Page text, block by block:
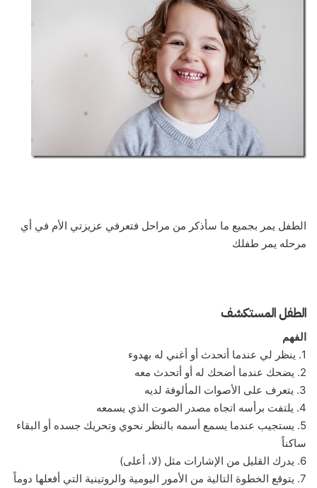
الطفل يمر بجميع ما سأذكر من مراحل فتعرفي عزيزتي الأم في أي
مرحله يمر طفلك
الطفل المستكشف
الفهم
1. ينظر لي عندما أتحدث أو أغني له بهدوء
2. يضحك عندما أضحك له أو أتحدث معه
3. يتعرف على الأصوات المألوفة لديه
4. يلتفت برأسه اتجاه مصدر الصوت الذي يسمعه
5. يستجيب عندما يسمع أسمه بالنظر نحوي وتحريك جسده أو البقاء
ساكناً
6. يدرك القليل من الإشارات مثل (لا، أعلى)
7. يتوقع الخطوة التالية من الأمور اليومية والروتينية التي أفعلها دوماً